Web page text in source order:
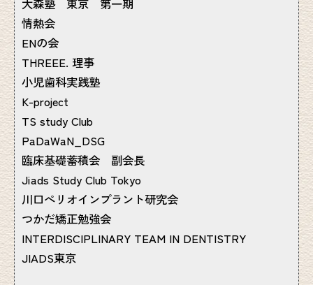
大森塾 東京 第一期
情熱会
ENの会
THREEE. 理事
小児歯科実践塾
K-project
TS study Club
PaDaWaN_DSG
臨床基礎蓄積会 副会長
Jiads Study Club Tokyo
川口ぺリオインプラント研究会
つかだ矯正勉強会
INTERDISCIPLINARY TEAM IN DENTISTRY
JIADS東京